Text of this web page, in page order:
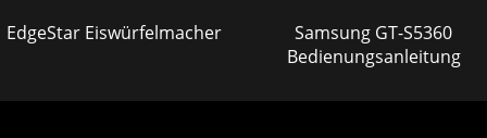
EdgeStar Eiswürfelmacher
Samsung GT-S5360
Bedienungsanleitung